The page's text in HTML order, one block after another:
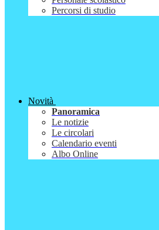
Percorsi di studio
Novità
Panoramica
Le notizie
Le circolari
Calendario eventi
Albo Online